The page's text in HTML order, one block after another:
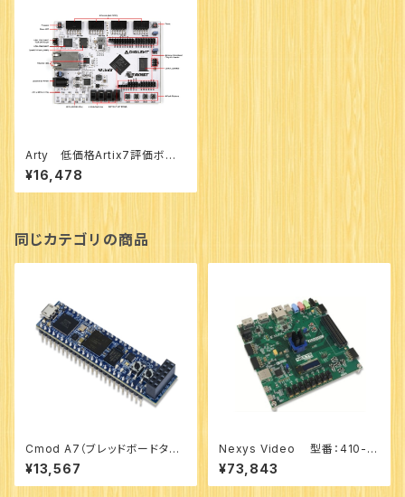
Arty 低価格Artix7評価ボー
ド 型番：AES-A7MB-7A35
T-G
¥16,478
同じカテゴリの商品
Cmod A7（ブレッドボードタイ
プ Artix-7 FPGAモジュール）
Cmod A7-35T（410-328-
35）
¥13,567
Nexys Video 型番：410-3
16
¥73,843